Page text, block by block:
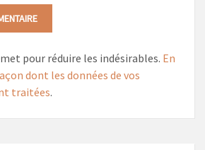
pour réduire les indésirables. En
dont les données de vos
traitées.